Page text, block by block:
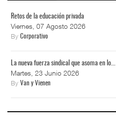
Retos de la educación privada
Viernes, 07 Agosto 2026
By Corporativo
La nueva fuerza sindical que asoma en lo...
Martes, 23 Junio 2026
By Van y Vienen